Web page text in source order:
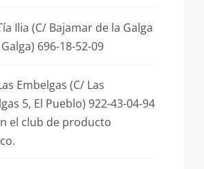
Ilia (C/ Bajamar de la Galga
696-18-52-09
Embelgas (C/ Las
5, El Pueblo) 922-43-04-94
el club de producto